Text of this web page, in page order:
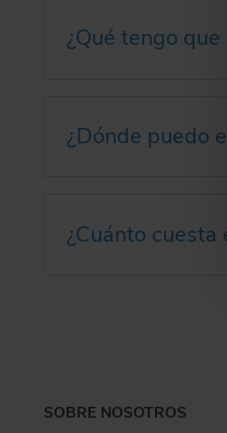
¿Qué tengo
¿Dónde puedo
¿Cuánto cuesta
SOBRE NOSOTROS